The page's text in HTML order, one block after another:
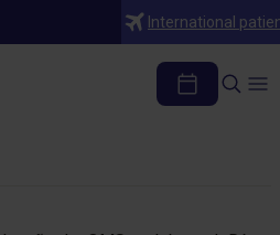
International
él fuma